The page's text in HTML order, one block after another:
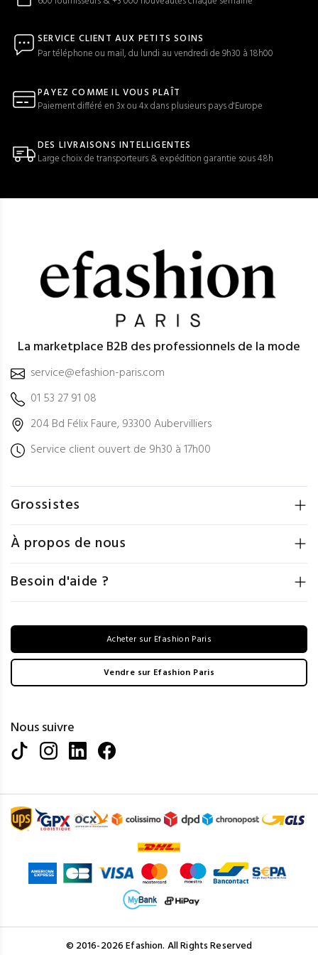
SERVICE CLIENT AUX PETITS SOINS
Par téléphone ou mail, du lundi au vendredi de 9h30 à 18h00
PAYEZ COMME IL VOUS PLAÎT
Paiement différé en 3x ou 4x dans plusieurs pays d'Europe
DES LIVRAISONS INTELLIGENTES
Large choix de transporteurs & expédition garantie sous 48h
La marketplace B2B des professionnels de la mode
service@efashion-paris.com
01 53 27 91 08
204 Bd Félix Faure, 93300 Aubervilliers
Service client ouvert de 9h30 à 17h00
Grossistes
À propos de nous
Besoin d'aide ?
Acheter sur Efashion Paris
Vendre sur Efashion Paris
Nous suivre
© 2016-2026 Efashion. All Rights Reserved